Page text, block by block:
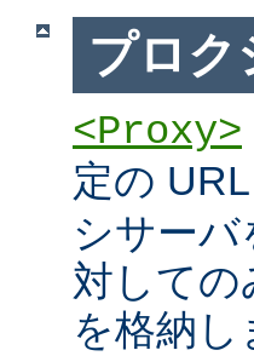
プロク
<Proxy>
定の
シサー
対しての
を格納